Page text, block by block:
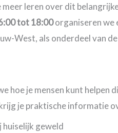
leren over dit
tot 18:00organiseren we
West, als onderdeel van
hoe je mensen kunt helpen
je praktische informatie
huiselijk geweld